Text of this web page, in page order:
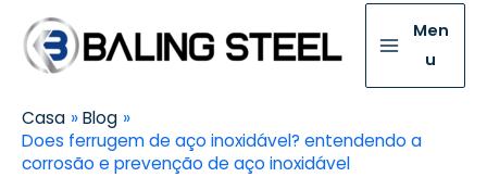
Men
u
Casa
Blog
Does ferrugem de aço inoxidável? entendendo a
corrosão e prevenção de aço inoxidável